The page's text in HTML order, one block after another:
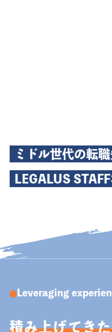
ミドル世代の転
LEGALUS
Leveraging
積み上げてき